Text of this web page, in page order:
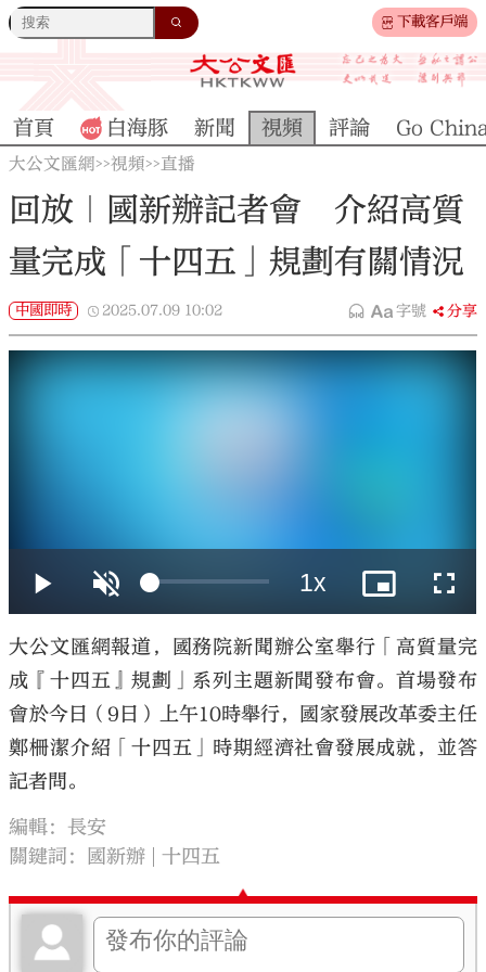
下載客戶端
首頁 白海豚 新聞 視頻 評論 Go
大公文匯網>>視頻>>直播
回放｜國新辦記者會 介紹高質
量完成「十四五」規劃有關情況
中國即時 2025.07.09 10:02 字號 分享
大公文匯網報道，國務院新聞辦公室舉行「高質量完
成『十四五』規劃」系列主題新聞發布會。首場發布
會於今日（9日）上午10時舉行，國家發展改革委主任
鄭柵潔介紹「十四五」時期經濟社會發展成就，並答
記者問。
編輯：長安
關鍵詞：
國新辦 十四五